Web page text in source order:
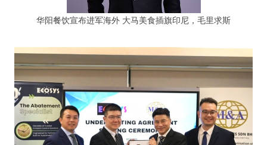
华阳餐饮宣布进军海外 大马美食插旗印尼，毛里求斯